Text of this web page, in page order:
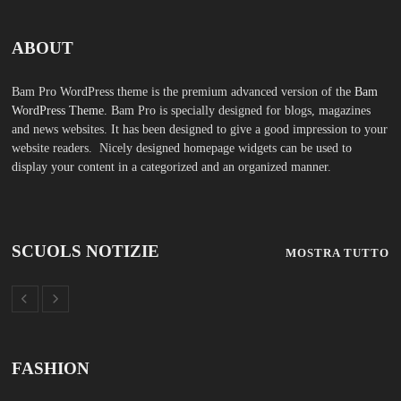
ABOUT
Bam Pro WordPress theme is the premium advanced version of the Bam
WordPress Theme. Bam Pro is specially designed for blogs, magazines
and news websites. It has been designed to give a good impression to your
website readers. Nicely designed homepage widgets can be used to
display your content in a categorized and an organized manner.
SCUOLS NOTIZIE MOSTRA TUTTO
FASHION